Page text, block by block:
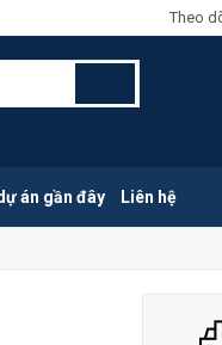
Theo
án gần đây Liên hệ